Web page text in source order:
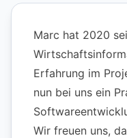
Marc hat 2020
Erfahrung im
nun bei uns ein
Wir freuen uns,